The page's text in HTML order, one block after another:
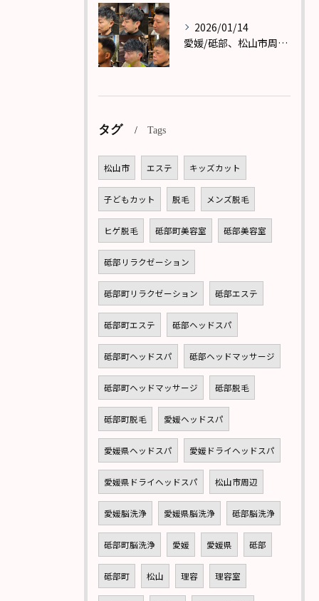
2026/01/14
愛媛/砥部、松山市周辺で理容室(バーバー)メンズカットならReward(リワード)へ！
タグ Tags
松山市 エステ キッズカット
子どもカット 脱毛 メンズ脱毛
ヒゲ脱毛 砥部町美容室 砥部美容室
砥部リラクゼーション
砥部町リラクゼーション 砥部エステ
砥部町エステ 砥部ヘッドスパ
砥部町ヘッドスパ 砥部ヘッドマッサージ
砥部町ヘッドマッサージ 砥部脱毛
砥部町脱毛 愛媛ヘッドスパ
愛媛県ヘッドスパ 愛媛ドライヘッドスパ
愛媛県ドライヘッドスパ 松山市周辺
愛媛脳洗浄 愛媛県脳洗浄 砥部脳洗浄
砥部町脳洗浄 愛媛 愛媛県 砥部
砥部町 松山 理容 理容室